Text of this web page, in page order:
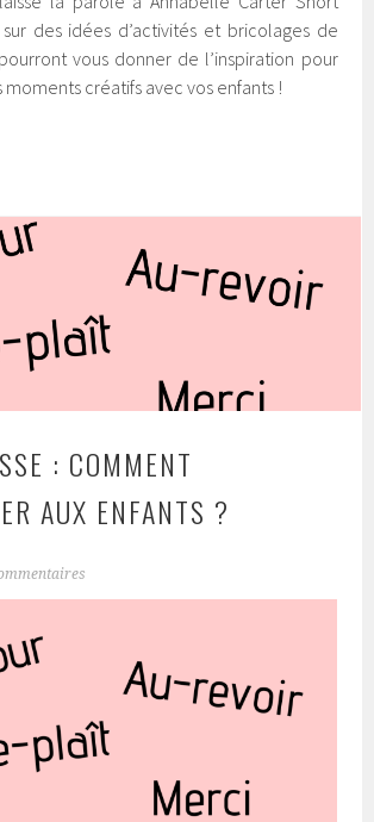
des idées d’activités et bricolages de
vous donner de l’inspiration pour
créatifs avec vos enfants !
: COMMENT
AUX ENFANTS ?